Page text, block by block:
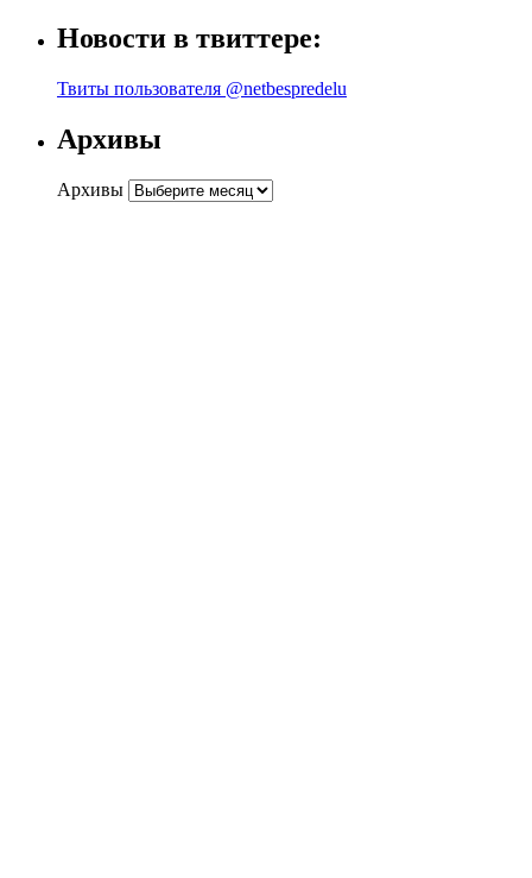
Новости в твиттере:
Твиты пользователя @netbespredelu
Архивы
Архивы